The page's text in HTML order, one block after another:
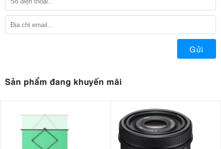
Gửi
Sản phẩm đang khuyến mãi